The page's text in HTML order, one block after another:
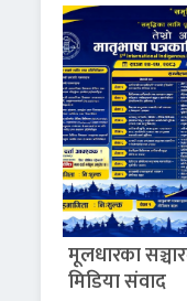
मूलधारका
मिडिया संवाद